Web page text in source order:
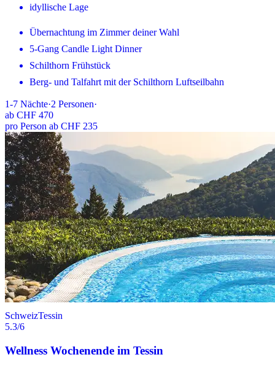
idyllische Lage
Übernachtung im Zimmer deiner Wahl
5-Gang Candle Light Dinner
Schilthorn Frühstück
Berg- und Talfahrt mit der Schilthorn Luftseilbahn
1-7 Nächte·2 Personen·
ab CHF 470
pro Person ab CHF 235
SchweizTessin
5.3/6
Wellness Wochenende im Tessin